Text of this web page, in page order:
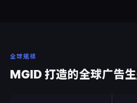
全球规模
MGID 打造的全球广告